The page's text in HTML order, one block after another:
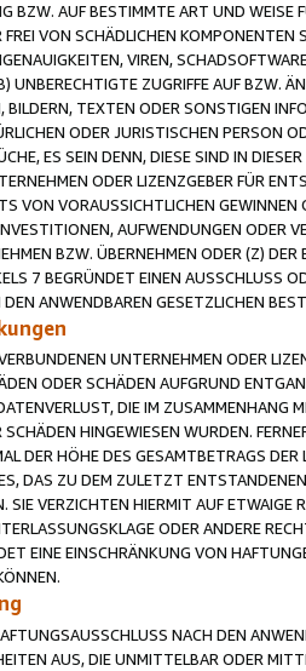
BZW. AUF BESTIMMTE ART UND
FREI VON SCHÄDLICHEN
VIREN,
UNBERECHTIGTE ZUGRIFFE AUF BZW.
TEXTEN ODER SONSTIGEN
ODER JURISTISCHEN PERSON
ES SEIN DENN, DIESE SIND IN
ODER LIZENZGEBER FÜR
VON VORAUSSICHTLICHEN
AUFWENDUNGEN ODER
BZW. ÜBERNEHMEN ODER (Z)
7 BEGRÜNDET EINEN AUSSCHLUSS
ANWENDBAREN GESETZLICHEN
UNTERNEHMEN ODER
ODER SCHÄDEN AUFGRUND
DIE IM ZUSAMMENHANG
HINGEWIESEN WURDEN.
DER HÖHE DES GESAMTBETRAGS
DAS ZU DEM ZULETZT
SIE VERZICHTEN HIERMIT AUF
ODER ANDERE
EINE EINSCHRÄNKUNG VON
NACH DEN
AUS, DIE UNMITTELBAR ODER